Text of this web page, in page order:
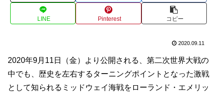
LINE Pinterest コピー
2020.09.11
2020年9月11日（金）より公開される、第二次世界大戦の
中でも、歴史を左右するターニングポイントとなった激戦
として知られるミッドウェイ海戦をローランド・エメリッ